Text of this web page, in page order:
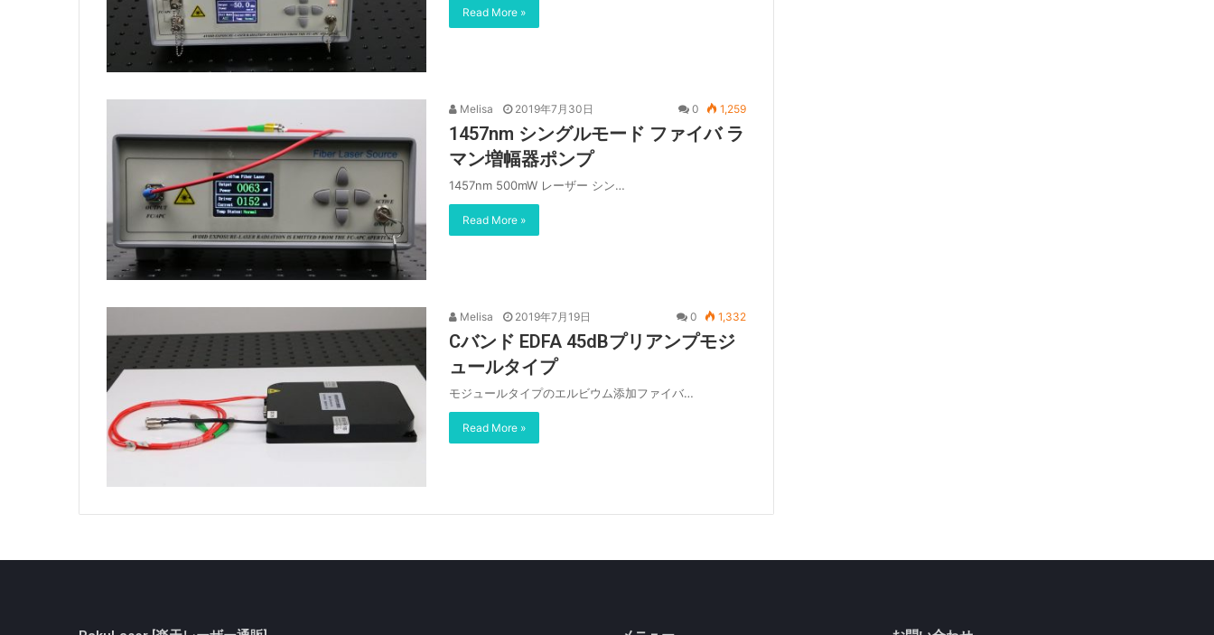
Read More »
Melisa 2019年7月30日 0 1,259
1457nm シングルモード ファイバ ラ
マン増幅器ポンプ
1457nm 500mW レーザー シン…
Read More »
Melisa 2019年7月19日 0 1,332
Cバンド EDFA 45dBプリアンプモジ
ュールタイプ
モジュールタイプのエルビウム添加ファイバ…
Read More »